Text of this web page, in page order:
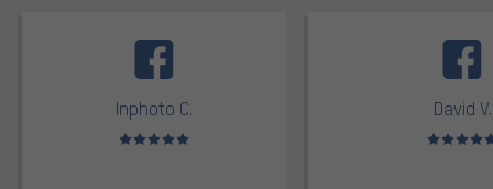
Inphoto C.
Valoración media: 5 de 5
David V.
Valoración